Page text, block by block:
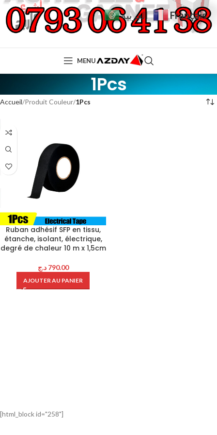
MENU
1Pcs
Accueil Produit Couleur 1Pcs
Ruban adhésif SFP en tissu,
étanche, isolant, électrique,
degré de chaleur 10 m x 1,5cm
790.00 د.ج
AJOUTER AU PANIER
[html_block id="258"]
العربية Français